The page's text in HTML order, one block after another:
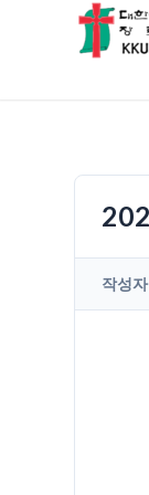
작성자